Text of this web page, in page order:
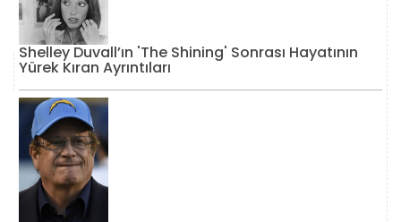
Shelley Duvall’ın 'The Shining' Sonrası Hayatının
Yürek Kıran Ayrıntıları